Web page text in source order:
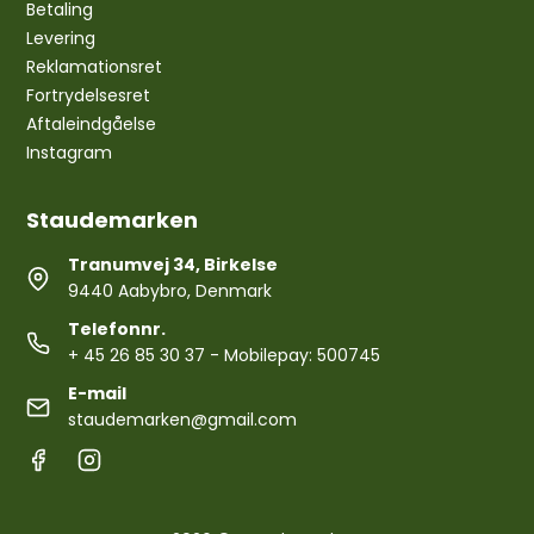
Betaling
Levering
Reklamationsret
Fortrydelsesret
Aftaleindgåelse
Instagram
Staudemarken
Tranumvej 34, Birkelse
9440 Aabybro, Denmark
Telefonnr.
+ 45 26 85 30 37 - Mobilepay: 500745
E-mail
staudemarken@gmail.com